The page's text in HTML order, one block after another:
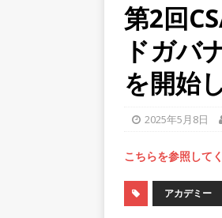
第2回
ドガバ
を開始
2025年5月8日
こちらを参照して
アカデミー